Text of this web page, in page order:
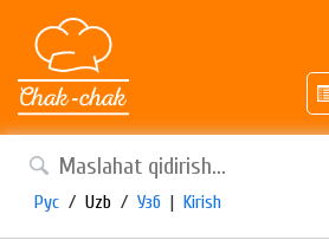
Рус / Uzb / Узб | Kirish